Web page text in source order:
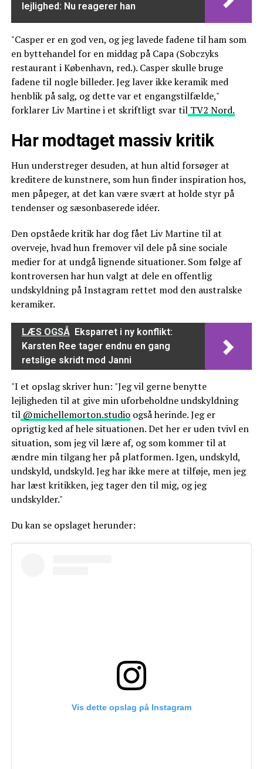
lejlighed: Nu reagerer han
"Casper er en god ven, og jeg lavede fadene til ham som
en byttehandel for en middag på Capa (Sobczyks
restaurant i København, red.). Casper skulle bruge
fadene til nogle billeder. Jeg laver ikke keramik med
henblik på salg, og dette var et engangstilfælde,"
forklarer Liv Martine i et skriftligt svar tilTV2 Nord.
Har modtaget massiv kritik
Hun understreger desuden, at hun altid forsøger at
kreditere de kunstnere, som hun finder inspiration hos,
men påpeger, at det kan være svært at holde styr på
tendenser og sæsonbaserede idéer.
Den opståede kritik har dog fået Liv Martine til at
overveje, hvad hun fremover vil dele på sine sociale
medier for at undgå lignende situationer. Som følge af
kontroversen har hun valgt at dele en offentlig
undskyldning på Instagram rettet mod den australske
keramiker.
LÆS OGSÅ Eksparret i ny konflikt:
Karsten Ree tager endnu en gang
retslige skridt mod Janni
"I et opslag skriver hun: "Jeg vil gerne benytte
lejligheden til at give min uforbeholdne undskyldning
til@michellemorton.studioogså herinde. Jeg er
oprigtig ked af hele situationen. Det her er uden tvivl en
situation, som jeg vil lære af, og som kommer til at
ændre min tilgang her på platformen. Igen, undskyld,
undskyld, undskyld. Jeg har ikke mere at tilføje, men jeg
har læst kritikken, jeg tager den til mig, og jeg
undskylder."
Du kan se opslaget herunder:
Vis dette opslag på Instagram